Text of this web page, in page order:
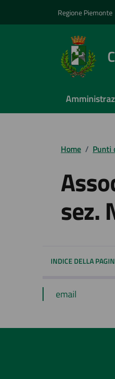
Regione Piemonte
Home / Punti
sez.
INDICE DELLA
email